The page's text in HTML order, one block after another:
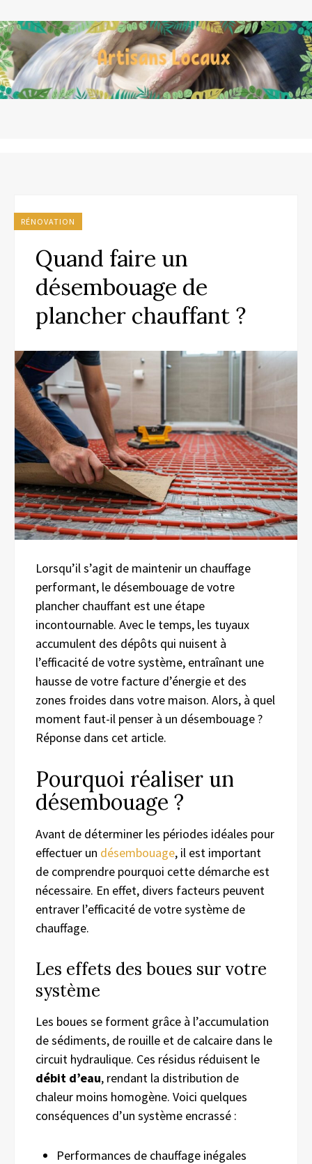
RÉNOVATION
Quand faire un
désembouage de
plancher chauffant ?
Lorsqu’il s’agit de maintenir un chauffage
performant, le désembouage de votre
plancher chauffant est une étape
incontournable. Avec le temps, les tuyaux
accumulent des dépôts qui nuisent à
l’efficacité de votre système, entraînant une
hausse de votre facture d’énergie et des
zones froides dans votre maison. Alors, à quel
moment faut-il penser à un désembouage ?
Réponse dans cet article.
Pourquoi réaliser un
désembouage ?
Avant de déterminer les périodes idéales pour
effectuer un désembouage, il est important
de comprendre pourquoi cette démarche est
nécessaire. En effet, divers facteurs peuvent
entraver l’efficacité de votre système de
chauffage.
Les effets des boues sur votre
système
Les boues se forment grâce à l’accumulation
de sédiments, de rouille et de calcaire dans le
circuit hydraulique. Ces résidus réduisent le
débit d’eau, rendant la distribution de
chaleur moins homogène. Voici quelques
conséquences d’un système encrassé :
Performances de chauffage inégales